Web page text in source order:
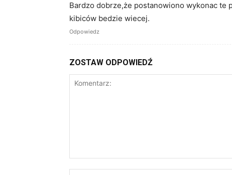
Bardzo dobrze,że postanowiono wykonac te
kibiców bedzie wiecej.
Odpowiedz
ZOSTAW ODPOWIEDŹ